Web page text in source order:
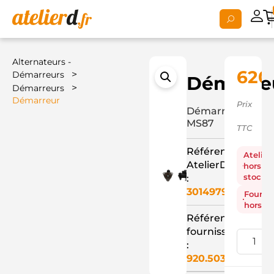
Alternateurs -
Démarreurs
>
Démarreurs >
Démarreur
Démarreur
MS87
Référence
AtelierD
:
3014979
Référence
fournisseur
:
920.503.103.311
Prix
TTC
Atelier
hors
stock
hors